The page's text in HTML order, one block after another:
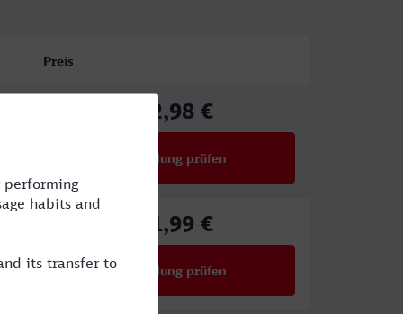
Preis
72,98 €
Verbindung prüfen
61,99 €
Verbindung prüfen